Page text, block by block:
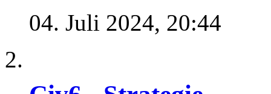
04. Juli 2024, 20:44